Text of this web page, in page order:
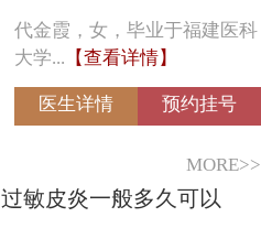
代金霞，女，毕业于福建医科
大学... 【查看详情】
医生详情 预约挂号
MORE>>
过敏皮炎一般多久可以